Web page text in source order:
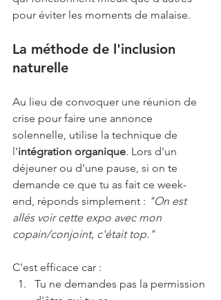
pour éviter les moments de malaise.
La méthode de l'inclusion
naturelle
Au lieu de convoquer une réunion de
crise pour faire une annonce
solennelle, utilise la technique de
l'intégration organique. Lors d'un
déjeuner ou d'une pause, si on te
demande ce que tu as fait ce week-
end, réponds simplement : "On est
allés voir cette expo avec mon
copain/conjoint, c'était top."
C'est efficace car :
Tu ne demandes pas la permission